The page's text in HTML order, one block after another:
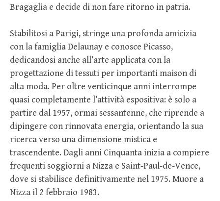
Bragaglia e decide di non fare ritorno in patria.
Stabilitosi a Parigi, stringe una profonda amicizia
con la famiglia Delaunay e conosce Picasso,
dedicandosi anche all’arte applicata con la
progettazione di tessuti per importanti maison di
alta moda. Per oltre venticinque anni interrompe
quasi completamente l’attività espositiva: è solo a
partire dal 1957, ormai sessantenne, che riprende a
dipingere con rinnovata energia, orientando la sua
ricerca verso una dimensione mistica e
trascendente. Dagli anni Cinquanta inizia a compiere
frequenti soggiorni a Nizza e Saint-Paul-de-Vence,
dove si stabilisce definitivamente nel 1975. Muore a
Nizza il 2 febbraio 1983.